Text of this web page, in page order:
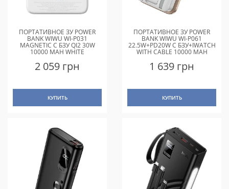
ПОРТАТИВНОЕ ЗУ POWER
BANK WIWU WI-P031
MAGNETIC С БЗУ QI2 30W
10000 MAH WHITE
2 059 грн
КУПИТЬ
ПОРТАТИВНОЕ ЗУ POWER
BANK WIWU WI-P061
22.5W+PD20W С БЗУ+IWATCH
WITH CABLE 10000 MAH
1 639 грн
КУПИТЬ